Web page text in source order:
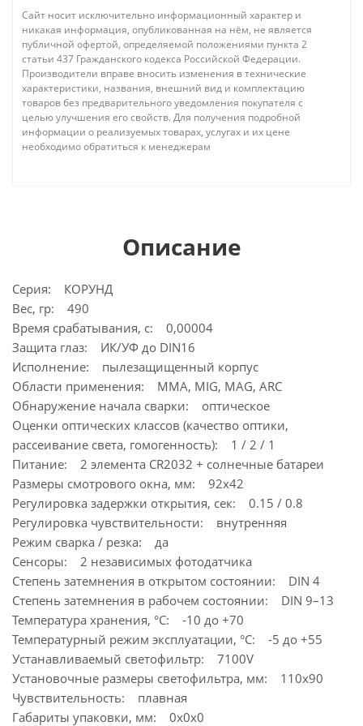
Сайт носит исключительно информационный характер и
никакая информация, опубликованная на нём, не является
публичной офертой, определяемой положениями пункта 2
статьи 437 Гражданского кодекса Российской Федерации.
Производители вправе вносить изменения в технические
характеристики, названия, внешний вид и комплектацию
товаров без предварительного уведомления покупателя с
целью улучшения его свойств. Для получения подробной
информации о реализуемых товарах, услугах и их цене
необходимо обратиться к менеджерам
Описание
Серия: КОРУНД
Вес, гр: 490
Время срабатывания, с: 0,00004
Защита глаз: ИК/УФ до DIN16
Исполнение: пылезащищенный корпус
Области применения: MMA, MIG, MAG, ARC
Обнаружение начала сварки: оптическое
Оценки оптических классов (качество оптики,
рассеивание света, гомогенность): 1 / 2 / 1
Питание: 2 элемента CR2032 + солнечные батареи
Размеры смотрового окна, мм: 92х42
Регулировка задержки открытия, сек: 0.15 / 0.8
Регулировка чувствительности: внутренняя
Режим сварка / резка: да
Сенсоры: 2 независимых фотодатчика
Степень затемнения в открытом состоянии: DIN 4
Степень затемнения в рабочем состоянии: DIN 9–13
Температура хранения, °C: -10 до +70
Температурный режим эксплуатации, °C: -5 до +55
Устанавливаемый светофильтр: 7100V
Установочные размеры светофильтра, мм: 110х90
Чувствительность: плавная
Габариты упаковки, мм: 0х0х0